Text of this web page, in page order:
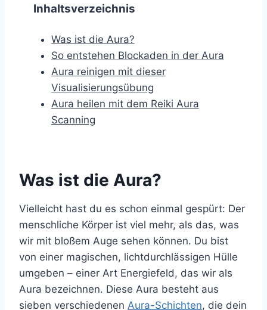
Inhaltsverzeichnis
Was ist die Aura?
So entstehen Blockaden in der Aura
Aura reinigen mit dieser
Visualisierungsübung
Aura heilen mit dem Reiki Aura
Scanning
Was ist die Aura?
Vielleicht hast du es schon einmal gespürt: Der
menschliche Körper ist viel mehr, als das, was
wir mit bloßem Auge sehen können. Du bist
von einer magischen, lichtdurchlässigen Hülle
umgeben – einer Art Energiefeld, das wir als
Aura bezeichnen. Diese Aura besteht aus
sieben verschiedenen Aura-Schichten, die dein